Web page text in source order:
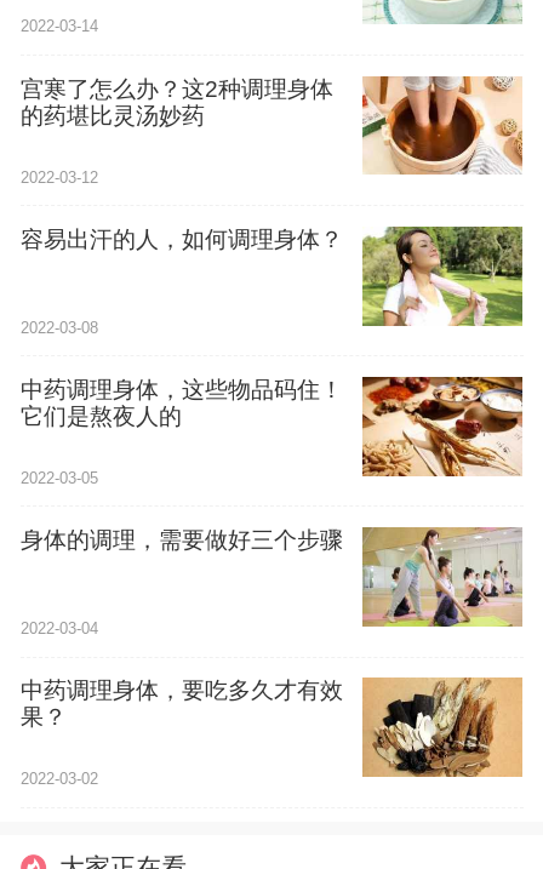
2022-03-14
宫寒了怎么办？这2种调理身体
的药堪比灵汤妙药
2022-03-12
容易出汗的人，如何调理身体？
2022-03-08
中药调理身体，这些物品码住！
它们是熬夜人的
2022-03-05
身体的调理，需要做好三个步骤
2022-03-04
中药调理身体，要吃多久才有效
果？
2022-03-02